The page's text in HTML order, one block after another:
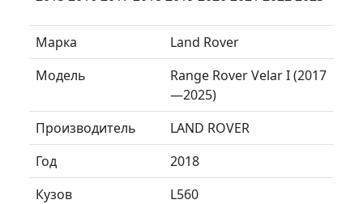
Марка
Land Rover
Модель
Range Rover Velar I (2017
—2025)
Производитель
LAND ROVER
Год
2018
Кузов
L560